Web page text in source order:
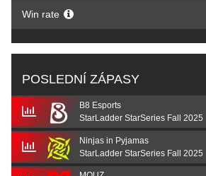
Win rate
POSLEDNÍ ZÁPASY
B8 Esports
StarLadder StarSeries Fall 2025
Ninjas in Pyjamas
StarLadder StarSeries Fall 2025